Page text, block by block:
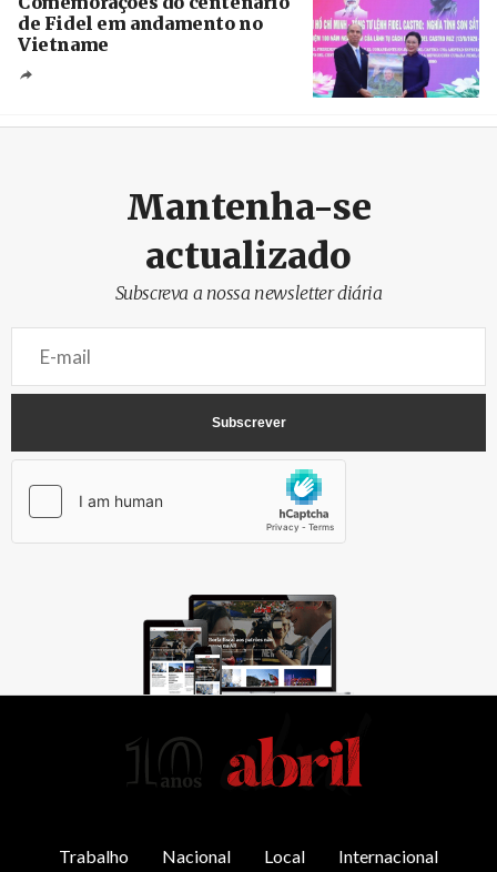
de Fidel em andamento no
Vietname
Mantenha-se
actualizado
Subscreva a nossa newsletter diária
Trabalho Nacional Local Internacional